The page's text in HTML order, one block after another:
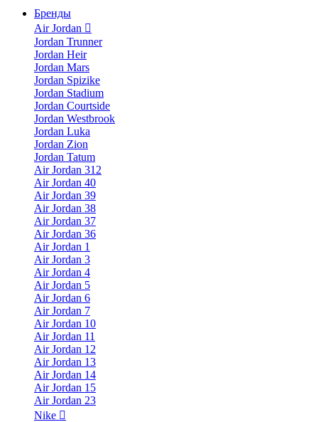
Бренды
Air Jordan
Jordan Trunner
Jordan Heir
Jordan Mars
Jordan Spizike
Jordan Stadium
Jordan Courtside
Jordan Westbrook
Jordan Luka
Jordan Zion
Jordan Tatum
Air Jordan 312
Air Jordan 40
Air Jordan 39
Air Jordan 38
Air Jordan 37
Air Jordan 36
Air Jordan 1
Air Jordan 3
Air Jordan 4
Air Jordan 5
Air Jordan 6
Air Jordan 7
Air Jordan 10
Air Jordan 11
Air Jordan 12
Air Jordan 13
Air Jordan 14
Air Jordan 15
Air Jordan 23
Nike